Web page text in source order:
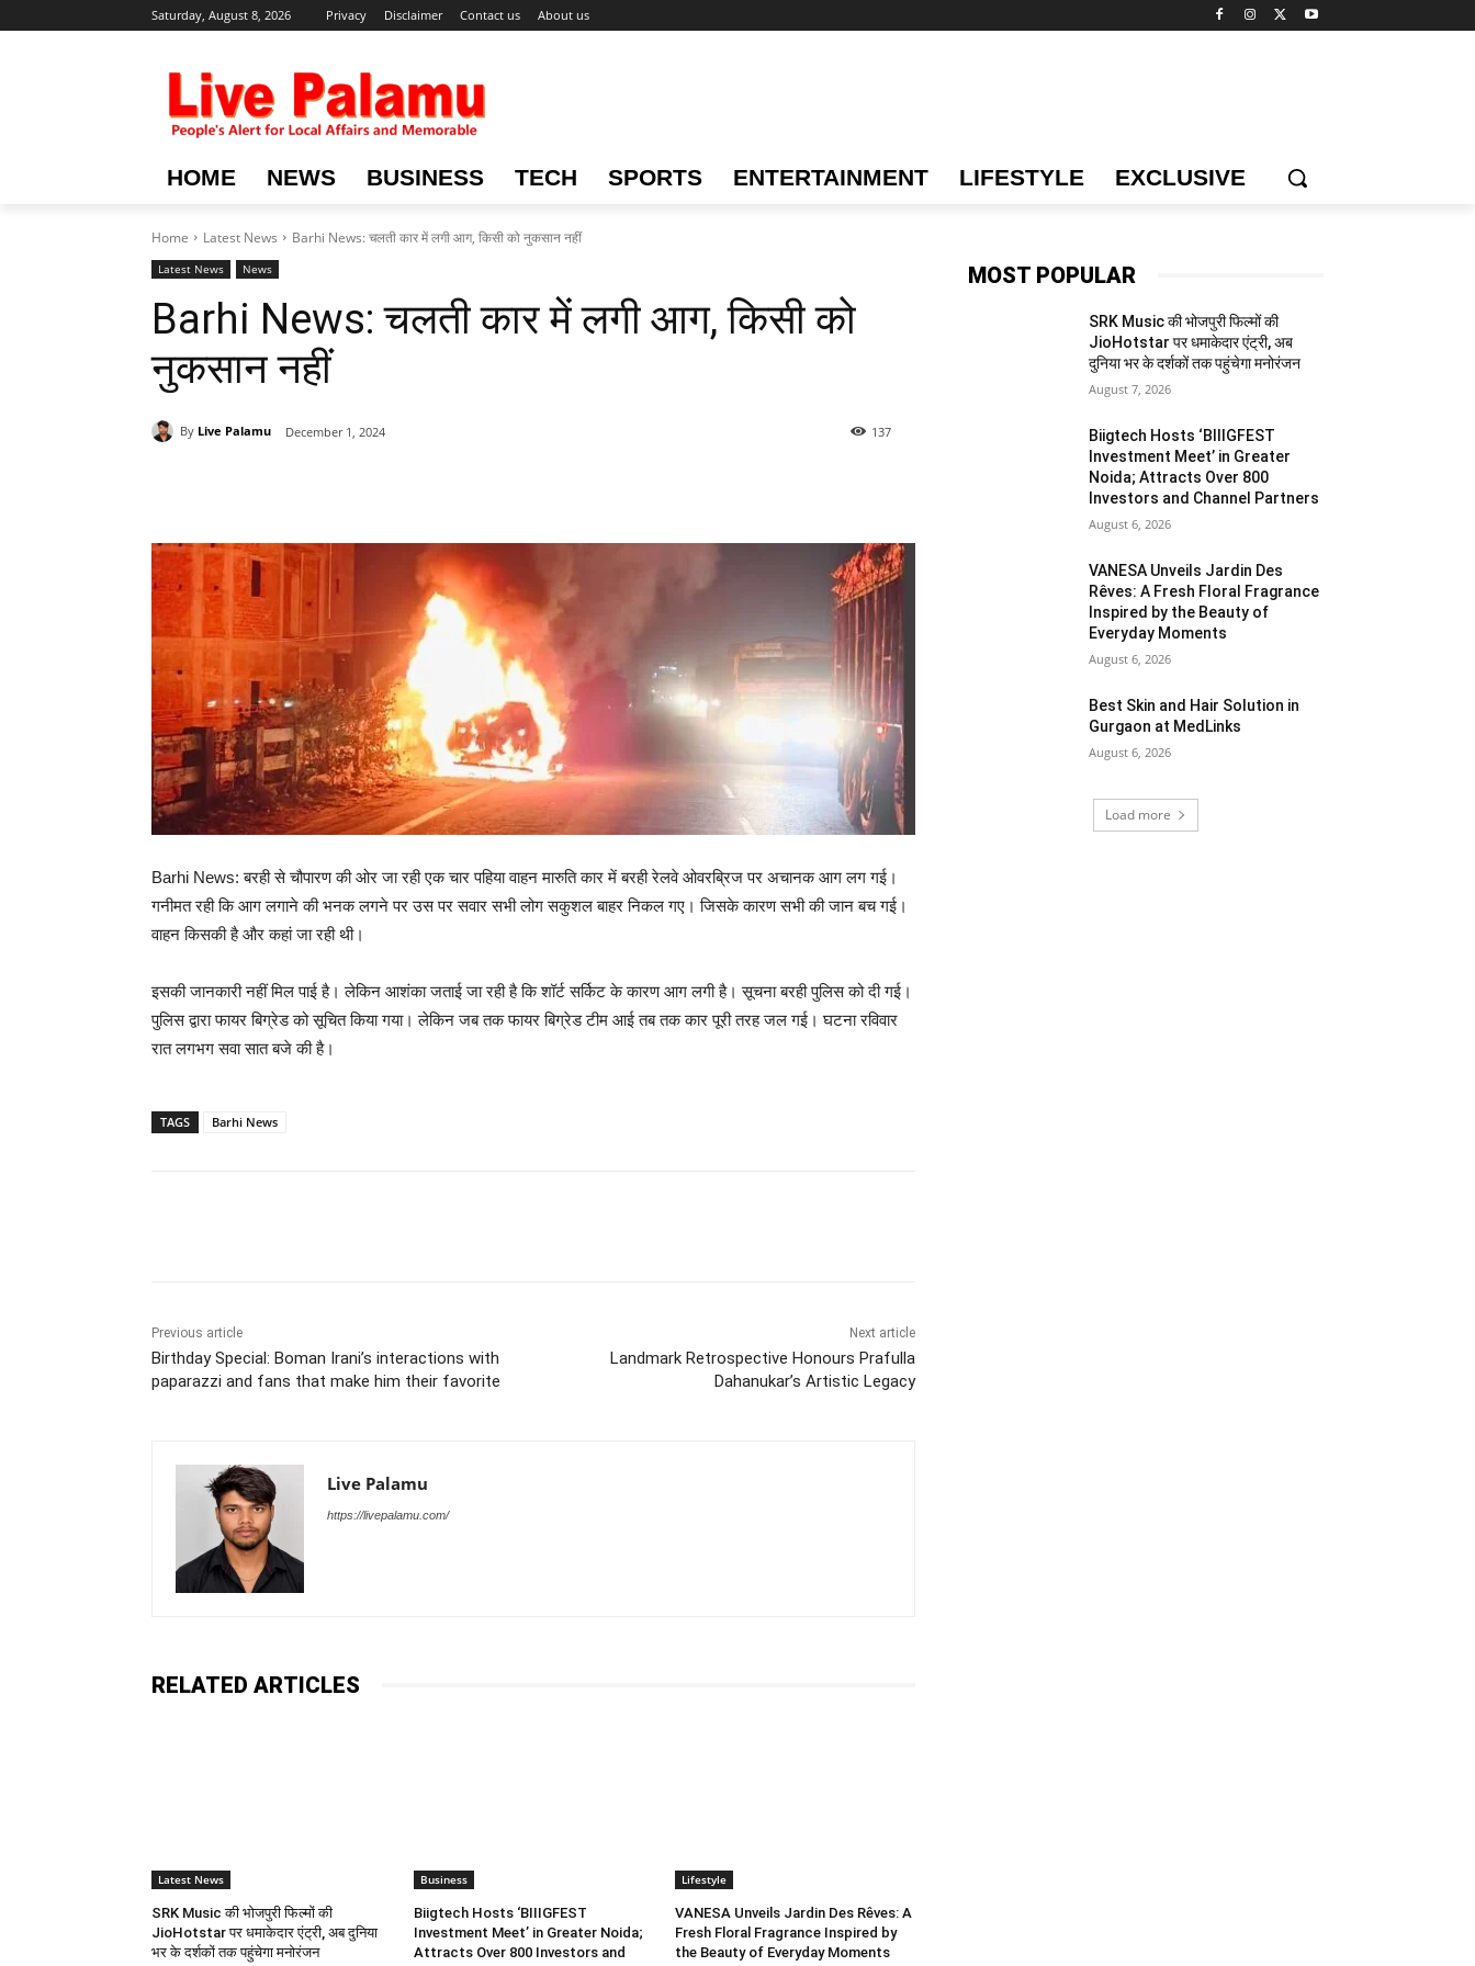
Saturday, August 8, 2026 Privacy Disclaimer Contact us About us
HOME NEWS BUSINESS TECH SPORTS ENTERTAINMENT LIFESTYLE EXCLUSIVE
Home Latest News Barhi News: चलती कार में लगी आग, किसी को नुकसान नहीं
Latest News News
Barhi News: चलती कार में लगी आग, किसी को
नुकसान नहीं
By Live Palamu December 1, 2024 137
Barhi News: बरही से चौपारण की ओर जा रही एक चार पहिया वाहन मारुति कार में बरही रेलवे ओवरब्रिज पर अचानक आग लग गई।
गनीमत रही कि आग लगाने की भनक लगने पर उस पर सवार सभी लोग सकुशल बाहर निकल गए। जिसके कारण सभी की जान बच गई।
वाहन किसकी है और कहां जा रही थी।
इसकी जानकारी नहीं मिल पाई है। लेकिन आशंका जताई जा रही है कि शॉर्ट सर्किट के कारण आग लगी है। सूचना बरही पुलिस को दी गई।
पुलिस द्वारा फायर बिग्रेड को सूचित किया गया। लेकिन जब तक फायर बिग्रेड टीम आई तब तक कार पूरी तरह जल गई। घटना रविवार
रात लगभग सवा सात बजे की है।
TAGS Barhi News
Previous article
Birthday Special: Boman Irani’s interactions with
paparazzi and fans that make him their favorite
Next article
Landmark Retrospective Honours Prafulla
Dahanukar’s Artistic Legacy
Live Palamu
https://livepalamu.com/
RELATED ARTICLES
Latest News
SRK Music की भोजपुरी फिल्मों की
JioHotstar पर धमाकेदार एंट्री, अब दुनिया
भर के दर्शकों तक पहुंचेगा मनोरंजन
Business
Biigtech Hosts ‘BIIIGFEST
Investment Meet’ in Greater Noida;
Attracts Over 800 Investors and
Lifestyle
VANESA Unveils Jardin Des Rêves: A
Fresh Floral Fragrance Inspired by
the Beauty of Everyday Moments
MOST POPULAR
SRK Music की भोजपुरी फिल्मों की
JioHotstar पर धमाकेदार एंट्री, अब
दुनिया भर के दर्शकों तक पहुंचेगा मनोरंजन
August 7, 2026
Biigtech Hosts ‘BIIIGFEST
Investment Meet’ in Greater
Noida; Attracts Over 800
Investors and Channel Partners
August 6, 2026
VANESA Unveils Jardin Des
Rêves: A Fresh Floral Fragrance
Inspired by the Beauty of
Everyday Moments
August 6, 2026
Best Skin and Hair Solution in
Gurgaon at MedLinks
August 6, 2026
Load more